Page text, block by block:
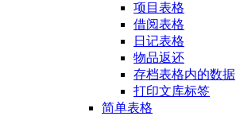
项目表格
借阅表格
日记表格
物品返还
存档表格内的数据
打印文库标签
简单表格